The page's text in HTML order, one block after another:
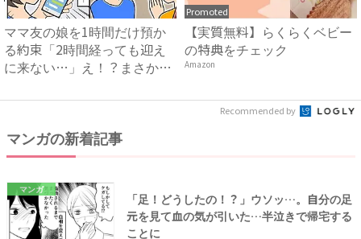
ママ友の娘を1時間だけ預か
る約束「2時間経っても迎え
に来ない…」え！？まさかの
Promoted
【実質無料】らくらくベビー
の特典をチェック
Amazon
Recommended by
マンガの新着記事
マンガ
「足！どうしたの！？」ウソッ…。自分の足
元を見て血の気が引いた…半泣きで帰宅する
ことに